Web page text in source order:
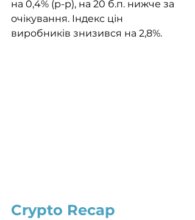
на 0,4% (р-р), на 20 б.п. нижче за
очікування. Індекс цін
виробників знизився на 2,8%.
Crypto Recap